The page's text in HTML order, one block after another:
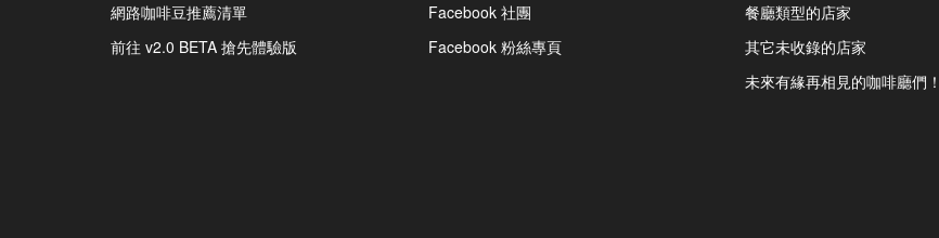
網路咖啡豆推薦清單
前往 v2.0 BETA 搶先體驗版
Facebook 社團
Facebook 粉絲專頁
餐廳類型的店家
其它未收錄的店家
未來有緣再相見的咖啡廳們！